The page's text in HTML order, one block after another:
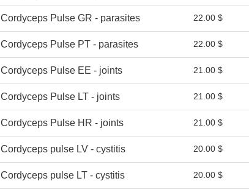
Cordyceps Pulse GR - parasites 22.00 $
Cordyceps Pulse PT - parasites 22.00 $
Cordyceps Pulse EE - joints 21.00 $
Cordyceps Pulse LT - joints 21.00 $
Cordyceps Pulse HR - joints 21.00 $
Cordyceps pulse LV - cystitis 20.00 $
Cordyceps pulse LT - cystitis 20.00 $